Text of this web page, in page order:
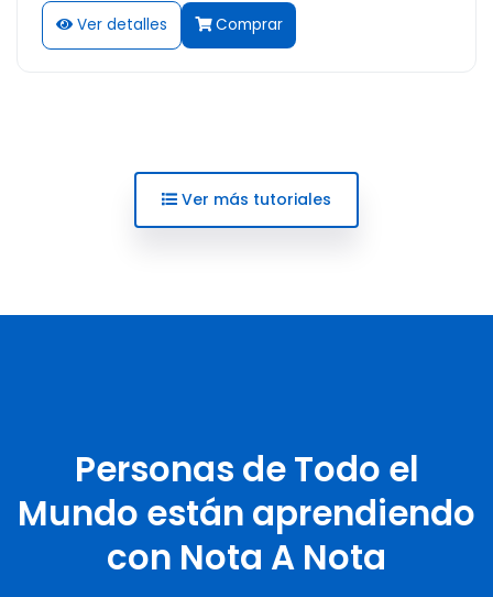
Ver detalles Comprar
Ver más tutoriales
Personas de Todo el
Mundo están aprendiendo
con Nota A Nota